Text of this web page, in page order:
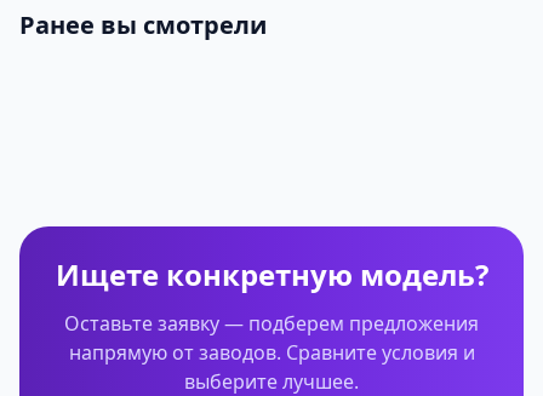
Ранее вы смотрели
Ищете конкретную модель?
Оставьте заявку — подберем предложения
напрямую от заводов. Сравните условия и
выберите лучшее.